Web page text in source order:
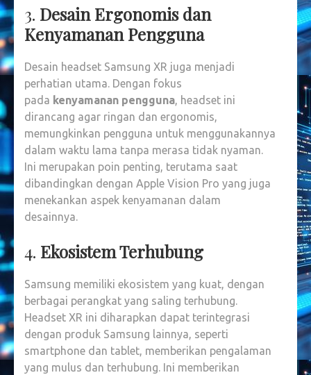
3. Desain Ergonomis dan
Kenyamanan Pengguna
Desain headset Samsung XR juga menjadi
perhatian utama. Dengan fokus
pada kenyamanan pengguna, headset ini
dirancang agar ringan dan ergonomis,
memungkinkan pengguna untuk menggunakannya
dalam waktu lama tanpa merasa tidak nyaman.
Ini merupakan poin penting, terutama saat
dibandingkan dengan Apple Vision Pro yang juga
menekankan aspek kenyamanan dalam
desainnya.
4. Ekosistem Terhubung
Samsung memiliki ekosistem yang kuat, dengan
berbagai perangkat yang saling terhubung.
Headset XR ini diharapkan dapat terintegrasi
dengan produk Samsung lainnya, seperti
smartphone dan tablet, memberikan pengalaman
yang mulus dan terhubung. Ini memberikan